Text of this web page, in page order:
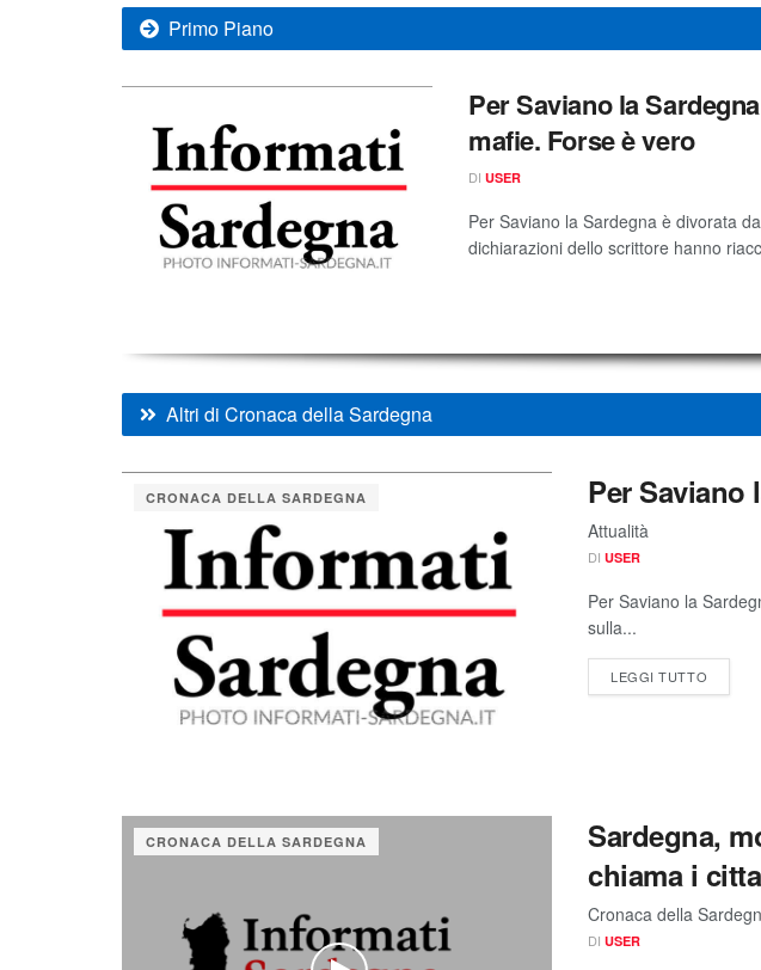
Primo Piano
Per Saviano la
mafie. Forse è vero
DI USER
Per Saviano la Sardegna è divorata
dichiarazioni dello scrittore hanno
Altri di Cronaca della Sardegna
CRONACA DELLA SARDEGNA Per Saviano
Attualità
DI USER
Per Saviano la
sulla...
LEGGI TUTTO
CRONACA DELLA SARDEGNA
Sardegna,
chiama i
Cronaca della
DI USER